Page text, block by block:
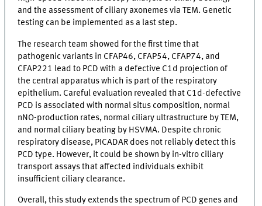
and the assessment of ciliary axonemes via TEM. Genetic
testing can be implemented as a last step.
The research team showed for the first time that
pathogenic variants in CFAP46, CFAP54, CFAP74, and
CFAP221 lead to PCD with a defective C1d projection of
the central apparatus which is part of the respiratory
epithelium. Careful evaluation revealed that C1d-defective
PCD is associated with normal situs composition, normal
nNO-production rates, normal ciliary ultrastructure by TEM,
and normal ciliary beating by HSVMA. Despite chronic
respiratory disease, PICADAR does not reliably detect this
PCD type. However, it could be shown by in-vitro ciliary
transport assays that affected individuals exhibit
insufficient ciliary clearance.
Overall, this study extends the spectrum of PCD genes and